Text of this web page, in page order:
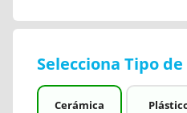
Selecciona Tipo
Cerámica